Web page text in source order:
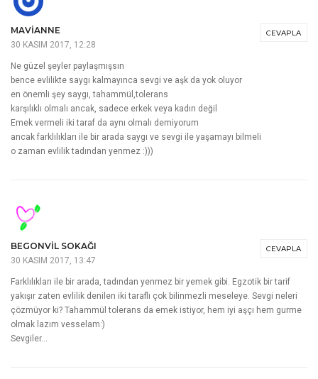
CEVAPLA
MAVİANNE
30 KASIM 2017, 12:28
Ne güzel şeyler paylaşmışsın
bence evlilikte saygı kalmayınca sevgi ve aşk da yok oluyor
en önemli şey saygı, tahammül,tolerans
karşılıklı olmalı ancak, sadece erkek veya kadın değil
Emek vermeli iki taraf da aynı olmalı demiyorum
ancak farklılıkları ile bir arada saygı ve sevgi ile yaşamayı bilmeli
o zaman evlilik tadından yenmez :)))
CEVAPLA
BEGONVIL SOKAĞI
30 KASIM 2017, 13:47
Farklılıkları ile bir arada, tadından yenmez bir yemek gibi. Egzotik bir tarif
yakışır zaten evlilik denilen iki taraflı çok bilinmezli meseleye. Sevgi neleri
çözmüyor ki? Tahammül tolerans da emek istiyor, hem iyi aşçı hem gurme
olmak lazım vesselam:)
Sevgiler…